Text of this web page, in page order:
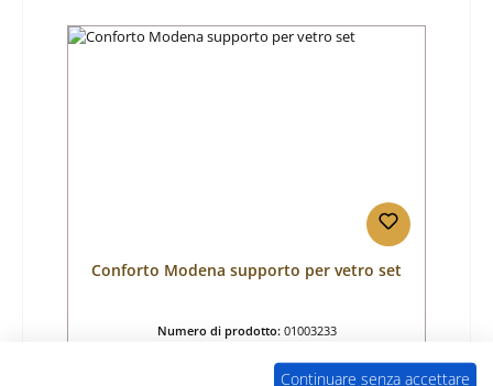
Conforto Modena supporto per vetro set
Numero di prodotto: 01003233
Conforto
Continuare senza accettare